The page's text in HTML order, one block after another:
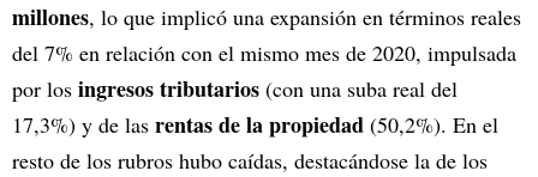
millones, lo que implicó una expansión en términos reales
del 7% en relación con el mismo mes de 2020, impulsada
por los ingresos tributarios (con una suba real del
17,3%) y de las rentas de la propiedad (50,2%). En el
resto de los rubros hubo caídas, destacándose la de los